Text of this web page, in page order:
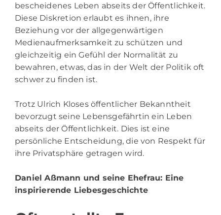
bescheidenes Leben abseits der Öffentlichkeit.
Diese Diskretion erlaubt es ihnen, ihre
Beziehung vor der allgegenwärtigen
Medienaufmerksamkeit zu schützen und
gleichzeitig ein Gefühl der Normalität zu
bewahren, etwas, das in der Welt der Politik oft
schwer zu finden ist.
Trotz Ulrich Kloses öffentlicher Bekanntheit
bevorzugt seine Lebensgefährtin ein Leben
abseits der Öffentlichkeit. Dies ist eine
persönliche Entscheidung, die von Respekt für
ihre Privatsphäre getragen wird.
Daniel Aßmann und seine Ehefrau: Eine
inspirierende Liebesgeschichte